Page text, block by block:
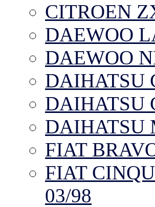
CITROEN
DAEWOO
DAEWOO
DAIHATSU
DAIHATSU
DAIHATSU
FIAT
FIAT
03/98